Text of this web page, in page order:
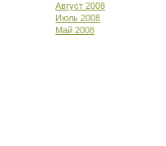
Август 2008
Июль 2008
Май 2008